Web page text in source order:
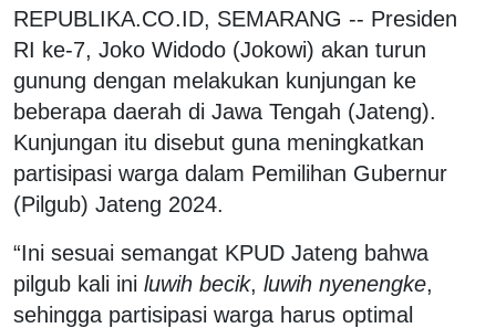
REPUBLIKA.CO.ID, SEMARANG -- Presiden
RI ke-7, Joko Widodo (Jokowi) akan turun
gunung dengan melakukan kunjungan ke
beberapa daerah di Jawa Tengah (Jateng).
Kunjungan itu disebut guna meningkatkan
partisipasi warga dalam Pemilihan Gubernur
(Pilgub) Jateng 2024.
“Ini sesuai semangat KPUD Jateng bahwa
pilgub kali ini luwih becik, luwih nyenengke,
sehingga partisipasi warga harus optimal